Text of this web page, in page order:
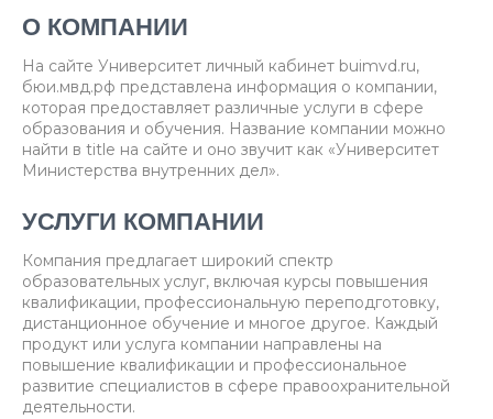
О КОМПАНИИ
На сайте Университет личный кабинет buimvd.ru,
бюи.мвд.рф представлена информация о компании,
которая предоставляет различные услуги в сфере
образования и обучения. Название компании можно
найти в title на сайте и оно звучит как «Университет
Министерства внутренних дел».
УСЛУГИ КОМПАНИИ
Компания предлагает широкий спектр
образовательных услуг, включая курсы повышения
квалификации, профессиональную переподготовку,
дистанционное обучение и многое другое. Каждый
продукт или услуга компании направлены на
повышение квалификации и профессиональное
развитие специалистов в сфере правоохранительной
деятельности.